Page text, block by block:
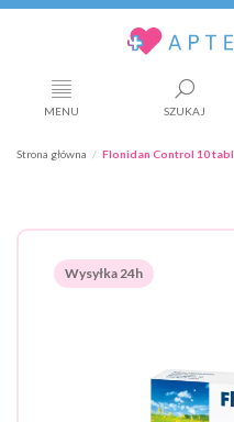
MENU SZUKAJ
Strona główna Flonidan Control 10 tabl.
Wysyłka 24h